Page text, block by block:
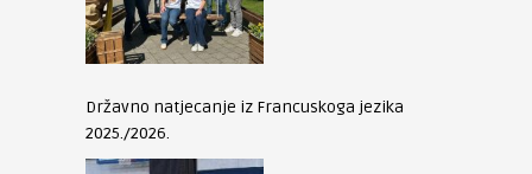
Državno natjecanje iz Francuskoga jezika
2025./2026.